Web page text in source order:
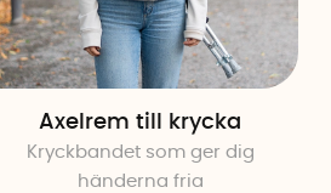
Axelrem till krycka
Kryckbandet som ger dig
händerna fria